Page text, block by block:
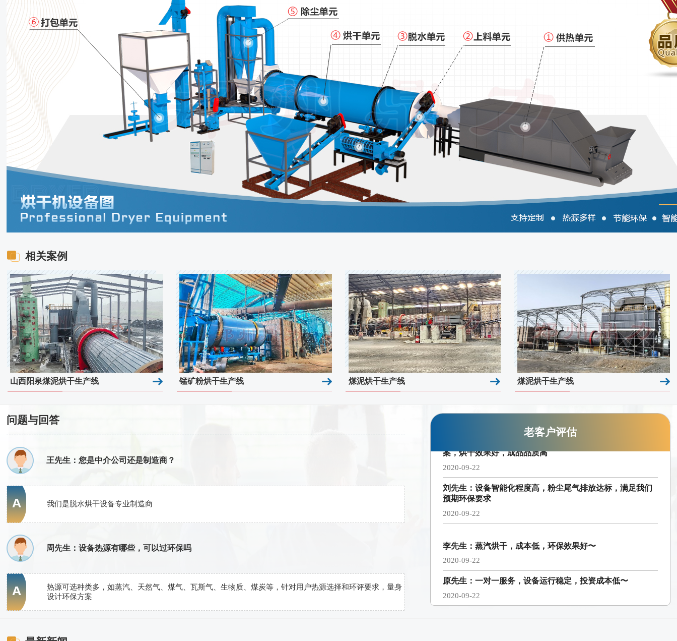
相关案例
山西阳泉煤泥烘干生产线 锰矿粉烘干生产线 煤泥烘干生产线 煤泥烘干生产线
问题与回答
王先生：您是中介公司还是制造商？
我们是脱水烘干设备专业制造商
周先生：设备热源有哪些，可以过环保吗
热源可选种类多，如蒸汽、天然气、煤气、瓦斯气、生物质、煤炭等，针对用户热源选择和环评要求，量身
设计环保方案
老客户评估
李先生：蒸汽烘干，成本低，环保效果好〜
2020-09-22
原先生：一对一服务，设备运行稳定，投资成本低〜
2020-09-22
胡小姐：鼎力厂家根据我们的生产要求设计的酒糟烘干方
刘先生：设备智能化程度高，粉尘尾气排放达标，满足我们
2020-09-22
李先生：蒸汽烘干，成本低，环保效果好〜
2020-09-22
2020-09-22
案，烘干效果好，成品品质高
2020-09-22